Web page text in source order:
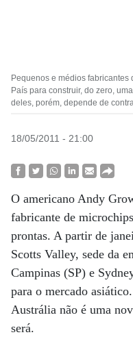
Pequenos e médios
País para construir, do zero,
deles, porém, depende de
18/05/2011 - 21:00
O americano Andy
fabricante de
prontas. A partir de
Scotts Valley, sede da
Campinas (SP) e
para o mercado
Austrália não é uma
será.